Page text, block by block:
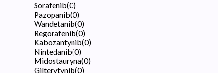
Sorafenib(0)
Pazopanib(0)
Wandetanib(0)
Regorafenib(0)
Kabozantynib(0)
Nintedanib(0)
Midostauryna(0)
Gilterytynib(0)